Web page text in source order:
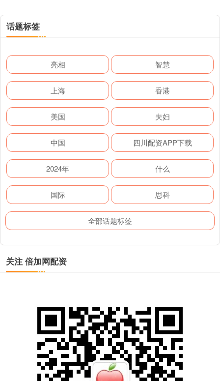
话题标签
亮相 智慧
上海 香港
美国 夫妇
中国 四川配资APP下载
2024年 什么
国际 思科
全部话题标签
关注 倍加网配资